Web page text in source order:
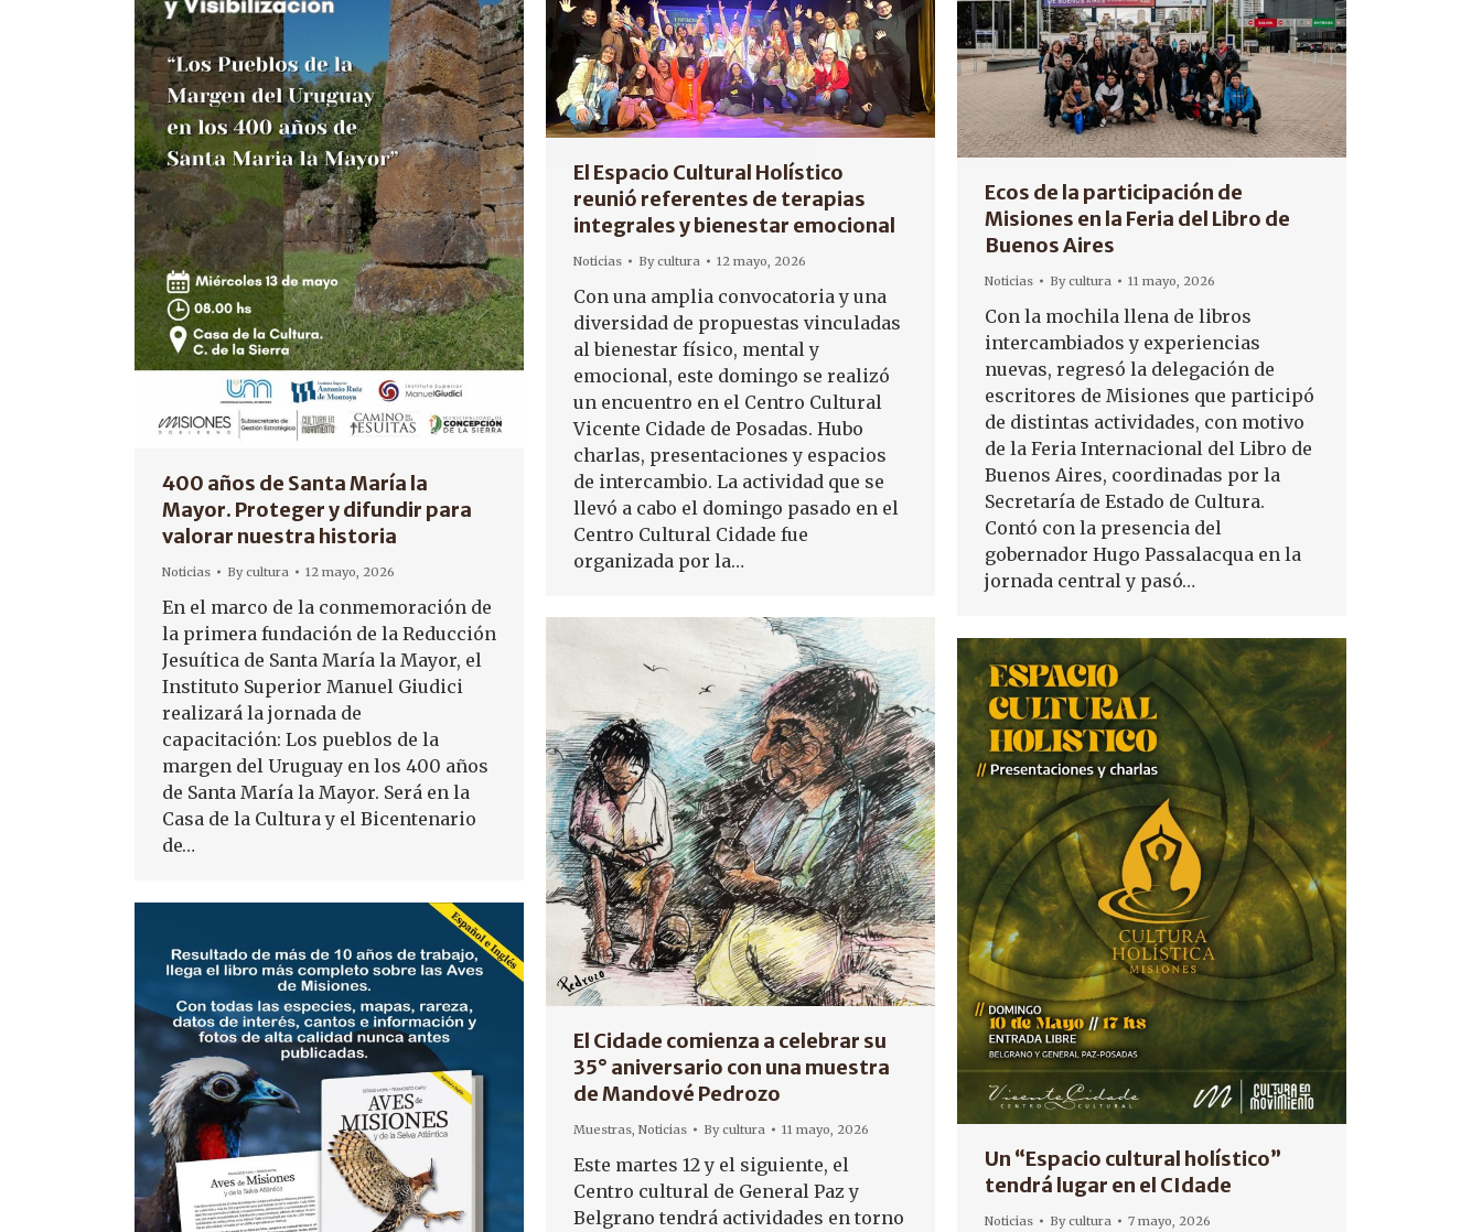
400 años de Santa María la
Mayor. Proteger y difundir para
valorar nuestra historia
Noticias Bycultura 12 mayo, 2026
En el marco de la conmemoración de
la primera fundación de la Reducción
Jesuítica de Santa María la Mayor, el
Instituto Superior Manuel Giudici
realizará la jornada de
capacitación: Los pueblos de la
margen del Uruguay en los 400 años
de Santa María la Mayor. Será en la
Casa de la Cultura y el Bicentenario
de…
El Espacio Cultural Holístico
reunió referentes de terapias
integrales y bienestar emocional
Noticias Bycultura 12 mayo, 2026
Con una amplia convocatoria y una
diversidad de propuestas vinculadas
al bienestar físico, mental y
emocional, este domingo se realizó
un encuentro en el Centro Cultural
Vicente Cidade de Posadas. Hubo
charlas, presentaciones y espacios
de intercambio. La actividad que se
llevó a cabo el domingo pasado en el
Centro Cultural Cidade fue
organizada por la…
Ecos de la participación de
Misiones en la Feria del Libro de
Buenos Aires
Noticias Bycultura 11 mayo, 2026
Con la mochila llena de libros
intercambiados y experiencias
nuevas, regresó la delegación de
escritores de Misiones que participó
de distintas actividades, con motivo
de la Feria Internacional del Libro de
Buenos Aires, coordinadas por la
Secretaría de Estado de Cultura.
Contó con la presencia del
gobernador Hugo Passalacqua en la
jornada central y pasó…
El Cidade comienza a celebrar su
35° aniversario con una muestra
de Mandové Pedrozo
Muestras, Noticias Bycultura 11 mayo, 2026
Este martes 12 y el siguiente, el
Centro cultural de General Paz y
Belgrano tendrá actividades en torno
Un “Espacio cultural holístico”
tendrá lugar en el CIdade
Noticias Bycultura 7 mayo, 2026